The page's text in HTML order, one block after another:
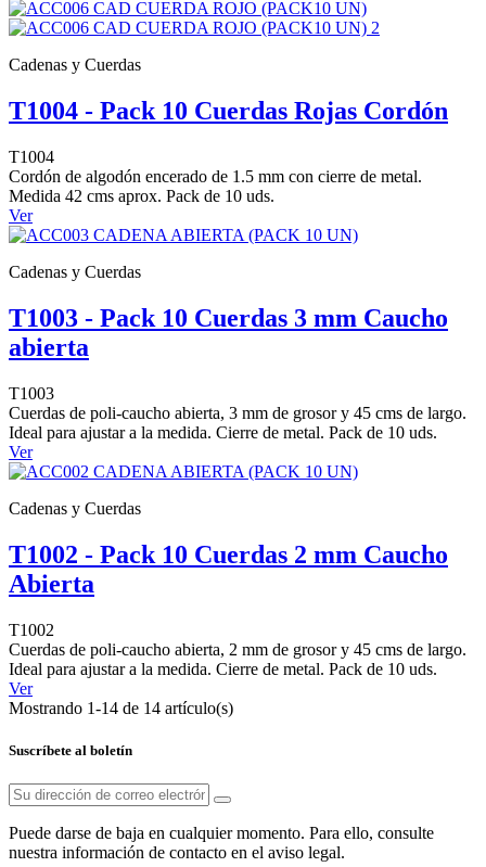
Cadenas y Cuerdas
T1004 - Pack 10 Cuerdas Rojas Cordón
T1004
Cordón de algodón encerado de 1.5 mm con cierre de metal.
Medida 42 cms aprox. Pack de 10 uds.
Ver
Cadenas y Cuerdas
T1003 - Pack 10 Cuerdas 3 mm Caucho
abierta
T1003
Cuerdas de poli-caucho abierta, 3 mm de grosor y 45 cms de largo.
Ideal para ajustar a la medida. Cierre de metal. Pack de 10 uds.
Ver
Cadenas y Cuerdas
T1002 - Pack 10 Cuerdas 2 mm Caucho
Abierta
T1002
Cuerdas de poli-caucho abierta, 2 mm de grosor y 45 cms de largo.
Ideal para ajustar a la medida. Cierre de metal. Pack de 10 uds.
Ver
Mostrando 1-14 de 14 artículo(s)
Suscríbete al boletín
Puede darse de baja en cualquier momento. Para ello, consulte
nuestra información de contacto en el aviso legal.